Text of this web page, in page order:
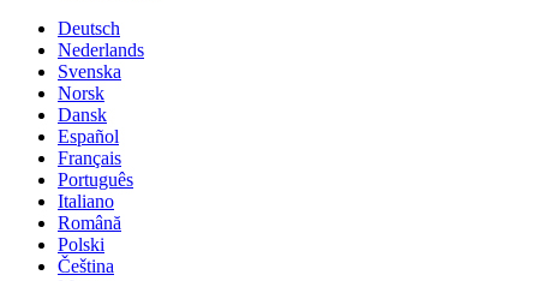
Deutsch
Nederlands
Svenska
Norsk
Dansk
Español
Français
Português
Italiano
Română
Polski
Čeština